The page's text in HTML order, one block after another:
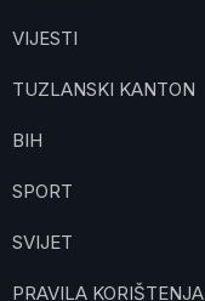
VIJESTI
TUZLANSKI KANTON
BIH
SPORT
SVIJET
PRAVILA KORIŠTENJA